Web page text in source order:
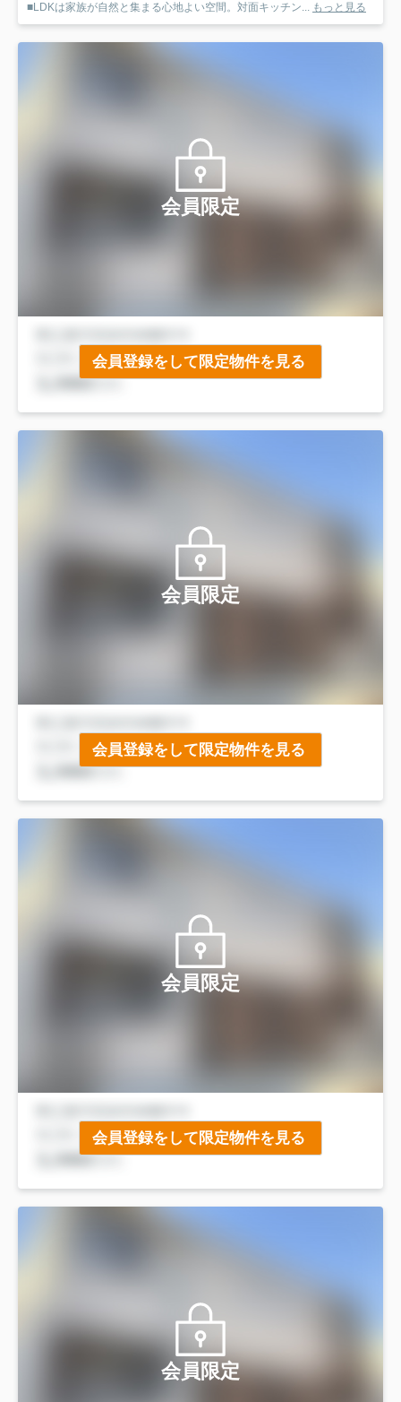
■LDKは家族が自然と集まる心地よい空間。対面キッチン... もっと見る
会員限定
会員登録をして限定物件を見る
会員限定
会員登録をして限定物件を見る
会員限定
会員登録をして限定物件を見る
会員限定